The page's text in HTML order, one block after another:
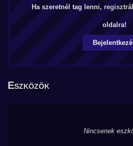
Ha szeretnél tag lenni,
oldalra!
Eszközök
Nincsenek